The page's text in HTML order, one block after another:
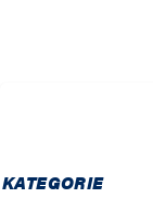
KATEGORIE